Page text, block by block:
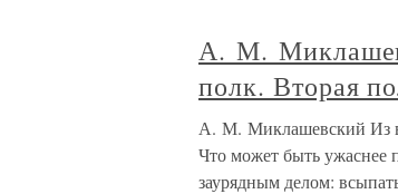
А. М.
полк. Вторая
А. М. Миклашевский Из
Что может быть ужаснее
заурядным делом: